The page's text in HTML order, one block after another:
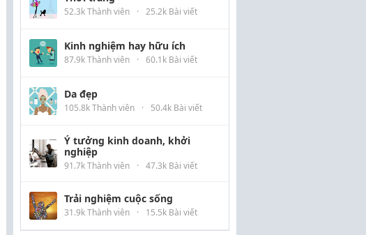
52.3k Thành viên · 25.2k Bài viết
Kinh nghiệm hay hữu ích
87.9k Thành viên · 60.1k Bài viết
Da đẹp
105.8k Thành viên · 50.4k Bài viết
Ý tưởng kinh doanh, khởi
nghiệp
91.7k Thành viên · 47.3k Bài viết
Trải nghiệm cuộc sống
31.9k Thành viên · 15.5k Bài viết